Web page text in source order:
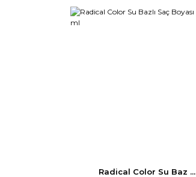
Radical Color Su Baz ...